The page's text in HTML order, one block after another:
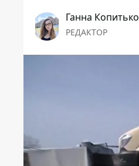
Ганна Копитько
РЕДАКТОР